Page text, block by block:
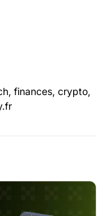
finances, crypto,